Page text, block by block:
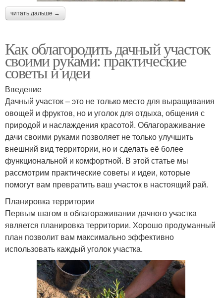
читать дальше →
Как облагородить дачный участок
своими руками: практические
советы и идеи
Введение
Дачный участок – это не только место для выращивания
овощей и фруктов, но и уголок для отдыха, общения с
природой и наслаждения красотой. Облагораживание
дачи своими руками позволяет не только улучшить
внешний вид территории, но и сделать её более
функциональной и комфортной. В этой статье мы
рассмотрим практические советы и идеи, которые
помогут вам превратить ваш участок в настоящий рай.
Планировка территории
Первым шагом в облагораживании дачного участка
является планировка территории. Хорошо продуманный
план позволит вам максимально эффективно
использовать каждый уголок участка.